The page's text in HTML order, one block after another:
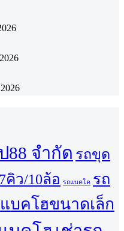
จำกัด รถขุด
คิว/10ล้อ รถแบคโค รถ
บคโฮขนาดเล็ก